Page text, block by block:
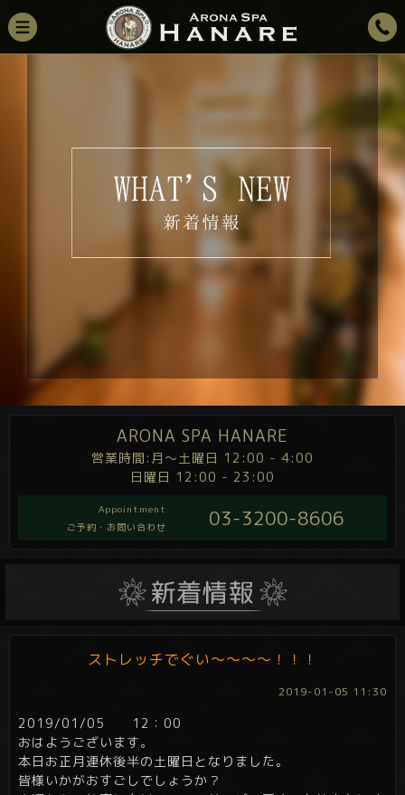
ARONA SPA HANARE
営業時間:月～土曜日 12:00 - 4:00
日曜日 12:00 - 23:00
Appointment
ご予約・お問い合わせ
03-3200-8606
ストレッチでぐい～～～～！！！
2019-01-05 11:30
2019/01/05 12：00
おはようございます。
本日お正月連休後半の土曜日となりました。
皆様いかがおすごしでしょうか？